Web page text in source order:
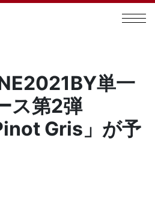
単一
ス第2弾
Gris」が予